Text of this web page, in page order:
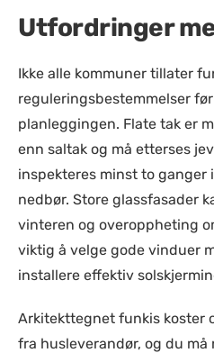
Utfordringer
Ikke alle kommuner tillater
reguleringsbestemmelser
planleggingen. Flate tak er
enn saltak og må etterses
inspekteres minst to ganger
nedbør. Store glassfasader
vinteren og overoppheting
viktig å velge gode vinduer
installere effektiv
Arkitekttegnet funkis koster
fra husleverandør, og du må